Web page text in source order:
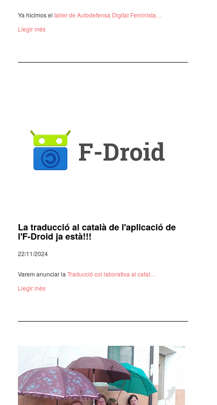
Ya hici­mos eltaller de Autodefensa Digital Femi­nista…
Llegir més
La traducció al català de l'aplicació de
l'F-Droid ja està!!!
22/11/2024
Varem anun­ciar laTraduc­ció col·­la­bo­ra­tiva al catal…
Llegir més